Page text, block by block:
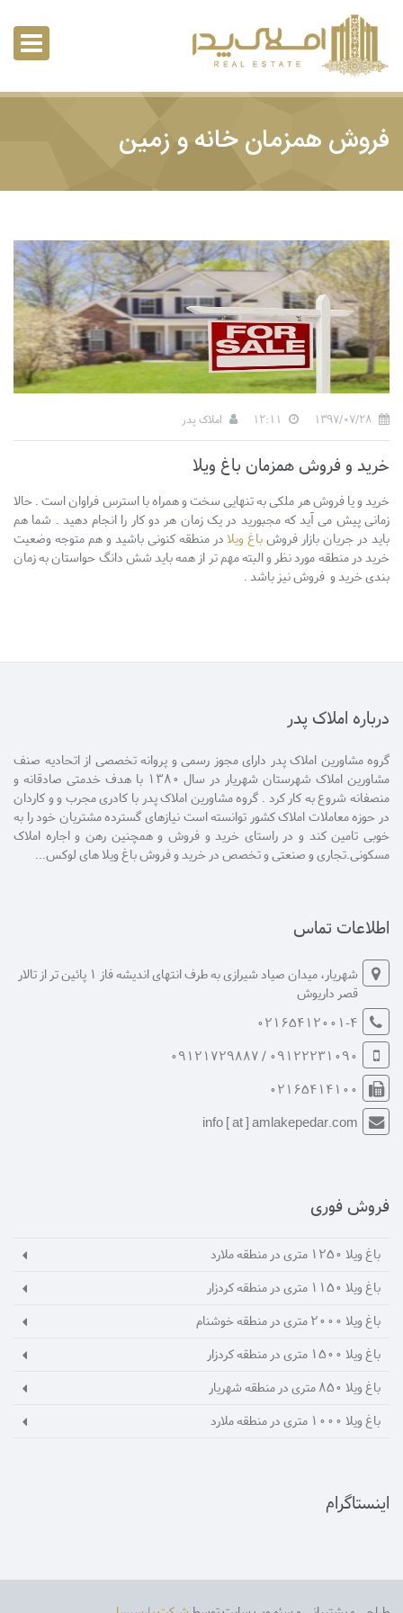
فروش همزمان خانه و زمین
املاک پدر
خرید و فروش همزمان باغ ویلا
خرید و یا فروش هر ملکی به تنهایی سخت و همراه با استرس فراوان است . حالا
زمانی پیش می آید که مجبورید در یک زمان هر دو کار را انجام دهید . شما هم
باید در جریان بازار فروشباغ ویلا در منطقه کنونی باشید و هم متوجه وضعیت
خرید در منطقه مورد نظر و البته مهم تر از همه باید شش دانگ حواستان به زمان
بندی خرید و فروش نیز باشد .
درباره املاک پدر
گروه مشاورین املاک پدر دارای مجوز رسمی و پروانه تخصصی از اتحادیه صنف
مشاورین املاک شهرستان شهریار در سال 1380 با هدف خدمتی صادقانه و
منصفانه شروع به کار کرد . گروه مشاورین املاک پدر با کادری مجرب و و کاردان
در حوزه معاملات املاک کشور توانسته است نیازهای گسترده مشتریان خود را به
خوبی تامین کند و در راستای خرید و فروش و همچنین رهن و اجاره املاک
مسکونی.تجاری و صنعتی و تخصص در خرید و فروش باغ ویلا های لوکس...
اطلاعات تماس
شهریار، میدان صیاد شیرازی به طرف انتهای اندیشه فاز 1 پائین تر از تالار
قصر داریوش
02165412001-4
09122231090 / 09121729887
02165414100
info [ at ] amlakepedar.com
فروش فوری
باغ ویلا 1250 متری در منطقه ملارد
باغ ویلا 1150 متری در منطقه کردزار
باغ ویلا 2000 متری در منطقه خوشنام
باغ ویلا 1500 متری در منطقه کردزار
باغ ویلا 850 متری در منطقه شهریار
باغ ویلا 1000 متری در منطقه ملارد
اینستاگرام